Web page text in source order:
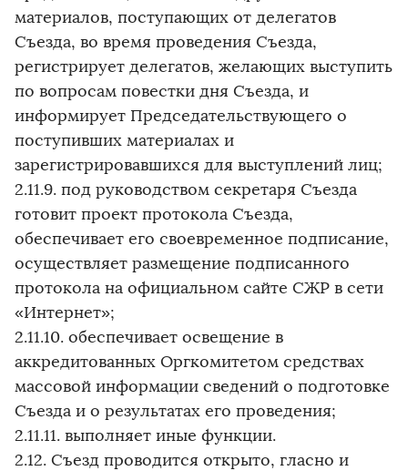
материалов, поступающих от делегатов
Съезда, во время проведения Съезда,
регистрирует делегатов, желающих выступить
по вопросам повестки дня Съезда, и
информирует Председательствующего о
поступивших материалах и
зарегистрировавшихся для выступлений лиц;
2.11.9. под руководством секретаря Съезда
готовит проект протокола Съезда,
обеспечивает его своевременное подписание,
осуществляет размещение подписанного
протокола на официальном сайте СЖР в сети
«Интернет»;
2.11.10. обеспечивает освещение в
аккредитованных Оргкомитетом средствах
массовой информации сведений о подготовке
Съезда и о результатах его проведения;
2.11.11. выполняет иные функции.
2.12. Съезд проводится открыто, гласно и